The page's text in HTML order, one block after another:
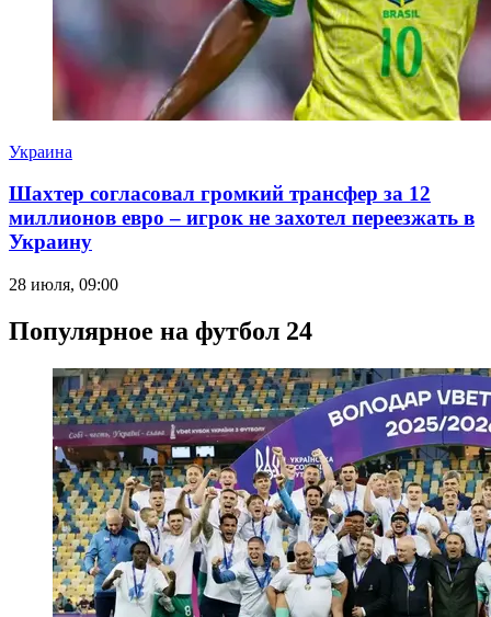
Украина
Шахтер согласовал громкий трансфер за 12
миллионов евро – игрок не захотел переезжать в
Украину
28 июля, 09:00
Популярное на футбол 24